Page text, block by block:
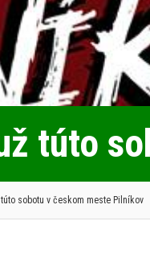
túto
sobotu v českom meste Pilníkov